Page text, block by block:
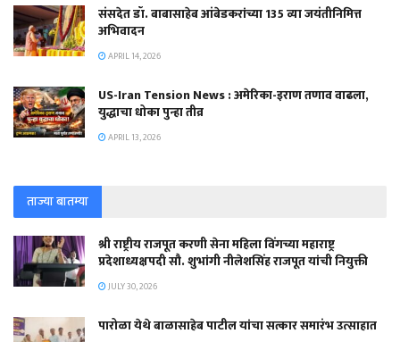
संसदेत डॉ. बाबासाहेब आंबेडकरांच्या 135 व्या जयंतीनिमित्त
अभिवादन
APRIL 14, 2026
US-Iran Tension News : अमेरिका-इराण तणाव वाढला,
युद्धाचा धोका पुन्हा तीव्र
APRIL 13, 2026
ताज्या बातम्या
श्री राष्ट्रीय राजपूत करणी सेना महिला विंगच्या महाराष्ट्र
प्रदेशाध्यक्षपदी सौ. शुभांगी नीलेशसिंह राजपूत यांची नियुक्ती
JULY 30, 2026
पारोळा येथे बाळासाहेब पाटील यांचा सत्कार समारंभ उत्साहात